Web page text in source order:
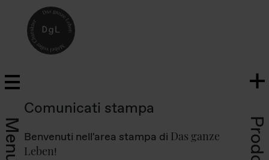
Menu
Comunicati stampa
Benvenuti nell'area stampa di Das ganze
Leben!